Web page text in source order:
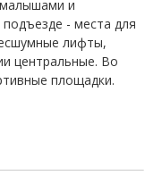
и
- места для
лифты,
центральные. Во
площадки.